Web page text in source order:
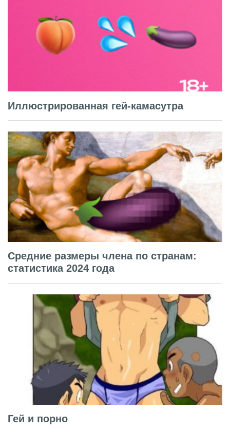
Иллюстрированная гей-камасутра
Средние размеры члена по странам:
статистика 2024 года
Гей и порно